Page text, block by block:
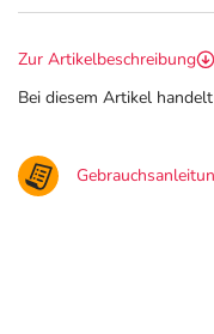
Zur Artikelbeschreibung
Bei diesem Artikel